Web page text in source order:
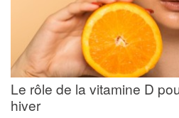
Le rôle de la vitamine D
hiver